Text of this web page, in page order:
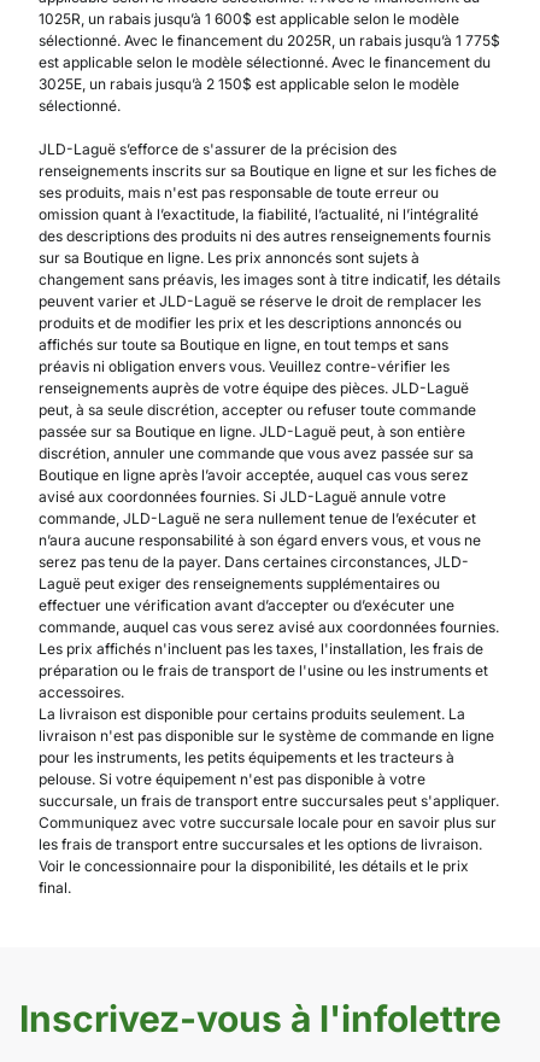
1025R, un rabais jusqu’à 1 600$ est applicable selon le modèle
sélectionné. Avec le financement du 2025R, un rabais jusqu’à 1 775$
est applicable selon le modèle sélectionné. Avec le financement du
3025E, un rabais jusqu’à 2 150$ est applicable selon le modèle
sélectionné.
JLD-Laguë s’efforce de s'assurer de la précision des
renseignements inscrits sur sa Boutique en ligne et sur les fiches de
ses produits, mais n'est pas responsable de toute erreur ou
omission quant à l’exactitude, la fiabilité, l’actualité, ni l’intégralité
des descriptions des produits ni des autres renseignements fournis
sur sa Boutique en ligne. Les prix annoncés sont sujets à
changement sans préavis, les images sont à titre indicatif, les détails
peuvent varier et JLD-Laguë se réserve le droit de remplacer les
produits et de modifier les prix et les descriptions annoncés ou
affichés sur toute sa Boutique en ligne, en tout temps et sans
préavis ni obligation envers vous. Veuillez contre-vérifier les
renseignements auprès de votre équipe des pièces. JLD-Laguë
peut, à sa seule discrétion, accepter ou refuser toute commande
passée sur sa Boutique en ligne. JLD-Laguë peut, à son entière
discrétion, annuler une commande que vous avez passée sur sa
Boutique en ligne après l’avoir acceptée, auquel cas vous serez
avisé aux coordonnées fournies. Si JLD-Laguë annule votre
commande, JLD-Laguë ne sera nullement tenue de l’exécuter et
n’aura aucune responsabilité à son égard envers vous, et vous ne
serez pas tenu de la payer. Dans certaines circonstances, JLD-
Laguë peut exiger des renseignements supplémentaires ou
effectuer une vérification avant d’accepter ou d’exécuter une
commande, auquel cas vous serez avisé aux coordonnées fournies.
Les prix affichés n'incluent pas les taxes, l'installation, les frais de
préparation ou le frais de transport de l'usine ou les instruments et
accessoires.
La livraison est disponible pour certains produits seulement. La
livraison n'est pas disponible sur le système de commande en ligne
pour les instruments, les petits équipements et les tracteurs à
pelouse. Si votre équipement n'est pas disponible à votre
succursale, un frais de transport entre succursales peut s'appliquer.
Communiquez avec votre succursale locale pour en savoir plus sur
les frais de transport entre succursales et les options de livraison.
Voir le concessionnaire pour la disponibilité, les détails et le prix
final.
Inscrivez-vous à l'infolettre